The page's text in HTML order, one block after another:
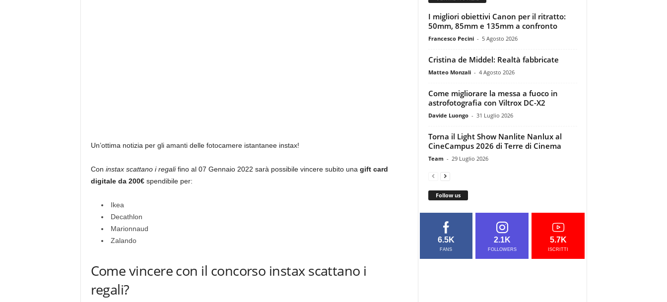
Un’ottima notizia per gli amanti delle fotocamere istantanee instax!
Con instax scattano i regalifino al 07 Gennaio 2022 sarà possibile vincere subito una gift card
digitale da 200€spendibile per:
Ikea
Decathlon
Marionnaud
Zalando
Come vincere con il concorso instax scattano i
regali?
I migliori obiettivi Canon per il ritratto:
50mm, 85mm e 135mm a confronto
Francesco Pecini - 5 Agosto 2026
Cristina de Middel: Realtà fabbricate
Matteo Monzali - 4 Agosto 2026
Come migliorare la messa a fuoco in
astrofotografia con Viltrox DC-X2
Davide Luongo - 31 Luglio 2026
Torna il Light Show Nanlite Nanlux al
CineCampus 2026 di Terre di Cinema
Team - 29 Luglio 2026
Follow us
6.5K
FANS
2.1K
FOLLOWERS
5.7K
ISCRITTI